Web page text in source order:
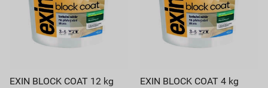
EXIN BLOCK COAT 12 kg EXIN BLOCK COAT 4 kg